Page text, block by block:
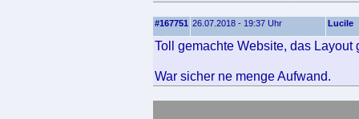
#167751 26.07.2018 - 19:37 Uhr Lucile
Toll gemachte Website, das Layout
War sicher ne menge Aufwand.